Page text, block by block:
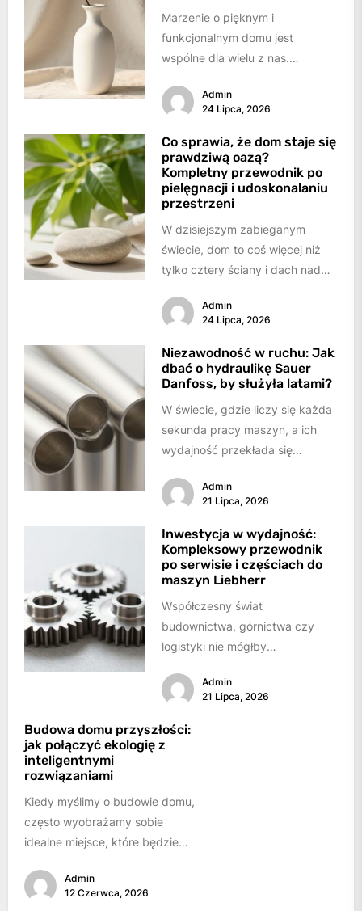
Marzenie o pięknym i
funkcjonalnym domu jest
wspólne dla wielu z nas.
tylko zachwycały estetyką,...
Admin
24 Lipca, 2026
Co sprawia, że dom staje się
prawdziwą oazą?
Kompletny przewodnik po
pielęgnacji i udoskonalaniu
przestrzeni
W dzisiejszym zabieganym
świecie, dom to coś więcej niż
tylko cztery ściany i dach nad
miejsce...Admin
24 Lipca, 2026
Niezawodność w ruchu: Jak
dbać o hydraulikę Sauer
Danfoss, by służyła latami?
W świecie, gdzie liczy się każda
sekunda pracy maszyn, a ich
wydajność przekłada się
sprawność systemów
hydraulicznych...
Admin
21 Lipca, 2026
Inwestycja w wydajność:
Kompleksowy przewodnik
po serwisie i częściach do
maszyn Liebherr
Współczesny świat
budownictwa, górnictwa czy
logistyki nie mógłby
sprzętu. Maszyny takie jak
koparki, ładowarki, spycharki
czy dźwigi...
Admin
21 Lipca, 2026
Budowa domu przyszłości:
jak połączyć ekologię z
inteligentnymi
rozwiązaniami
Kiedy myślimy o budowie domu,
często wyobrażamy sobie
idealne miejsce, które będzie
przestrzenią do realizacji
marzeń. W...
Admin
12 Czerwca, 2026